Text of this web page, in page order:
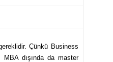
Çünkü Business
dışında da master